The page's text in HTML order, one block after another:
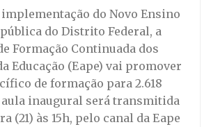
do Novo Ensino
do Distrito Federal, a
Formação Continuada dos
Educação (Eape) vai promover
de formação para 2.618
inaugural será transmitida
(21) às 15h, pelo canal da Eape